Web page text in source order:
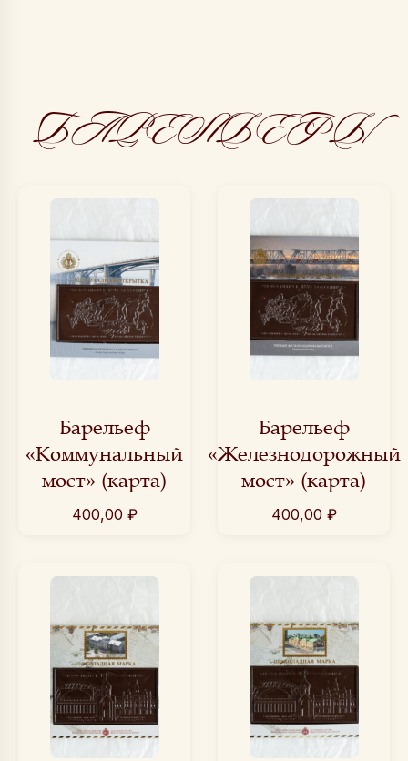
БАРЕЛЬЕФЫ
Барельеф
«Коммунальный
мост» (карта)
400,00 ₽
Барельеф
«Железнодорожный
мост» (карта)
400,00 ₽